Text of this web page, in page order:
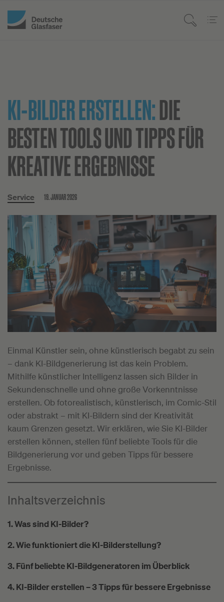
KI-BILDER ERSTELLEN:DIE
BESTEN TOOLS UND TIPPS FÜR
KREATIVE ERGEBNISSE
Service 19. JANUAR 2026
Einmal Künstler sein, ohne künstlerisch begabt zu sein
– dank KI-Bildgenerierung ist das kein Problem.
Mithilfe künstlicher Intelligenz lassen sich Bilder in
Sekundenschnelle und ohne große Vorkenntnisse
erstellen. Ob fotorealistisch, künstlerisch, im Comic-Stil
oder abstrakt – mit KI-Bildern sind der Kreativität
kaum Grenzen gesetzt. Wir erklären, wie Sie KI-Bilder
erstellen können, stellen fünf beliebte Tools für die
Bildgenerierung vor und geben Tipps für bessere
Ergebnisse.
Inhaltsverzeichnis
1. Was sind KI-Bilder?
2. Wie funktioniert die KI-Bilderstellung?
3. Fünf beliebte KI-Bildgeneratoren im Überblick
4. KI-Bilder erstellen – 3 Tipps für bessere Ergebnisse